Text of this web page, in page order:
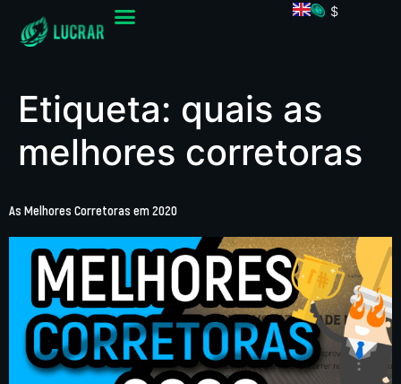
$
Etiqueta: quais as
melhores corretoras
As Melhores Corretoras em 2020